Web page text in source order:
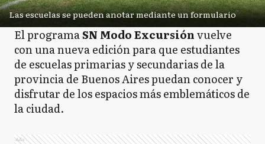
Las escuelas se pueden anotar mediante un formulario
El programaSN Modo Excursiónvuelve
con una nueva edición para que estudiantes
de escuelas primarias y secundarias de la
provincia de Buenos Aires puedan conocer y
disfrutar de los espacios más emblemáticos de
la ciudad.
Ads